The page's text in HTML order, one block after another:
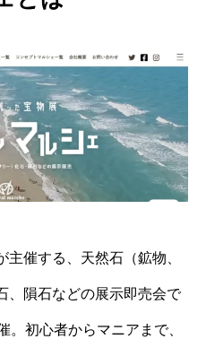
催する、天然石（鉱物、
、隕石などの展示即売会で
。初心者からマニアまで、